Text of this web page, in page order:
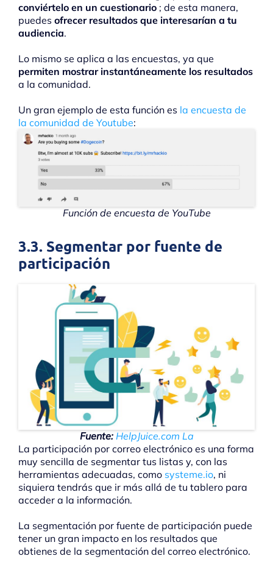
conviértelo en un cuestionario ; de esta manera,
puedes ofrecer resultados que interesarían a tu
audiencia.
Lo mismo se aplica a las encuestas, ya que
permiten mostrar instantáneamente los resultados
a la comunidad.
Un gran ejemplo de esta función es la encuesta de
la comunidad de Youtube:
Función de encuesta de YouTube
3.3. Segmentar por fuente de
participación
Fuente: HelpJuice.com La
La participación por correo electrónico es una forma
muy sencilla de segmentar tus listas y, con las
herramientas adecuadas, como systeme.io, ni
siquiera tendrás que ir más allá de tu tablero para
acceder a la información.
La segmentación por fuente de participación puede
tener un gran impacto en los resultados que
obtienes de la segmentación del correo electrónico.